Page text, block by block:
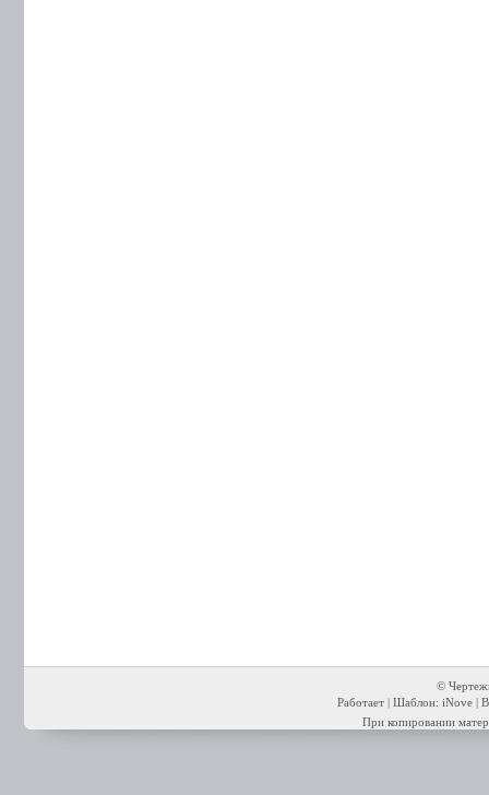
©
Работает | Шаблон: iNove |
При копировании